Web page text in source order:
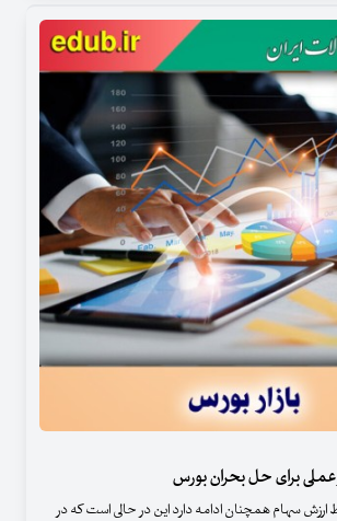
عملی برای حل بحران بورس
سهام همچنان ادامه دارد این در حالی است که در